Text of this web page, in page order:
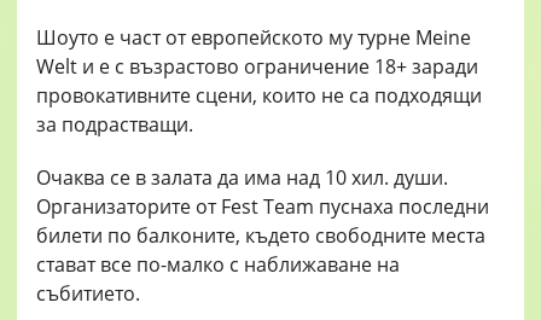
Шоуто е част от европейското му турне Meine
Welt и е с възрастово ограничение 18+ заради
провокативните сцени, които не са подходящи
за подрастващи.
Очаква се в залата да има над 10 хил. души.
Организаторите от Fest Team пуснаха последни
билети по балконите, където свободните места
стават все по-малко с наближаване на
събитието.